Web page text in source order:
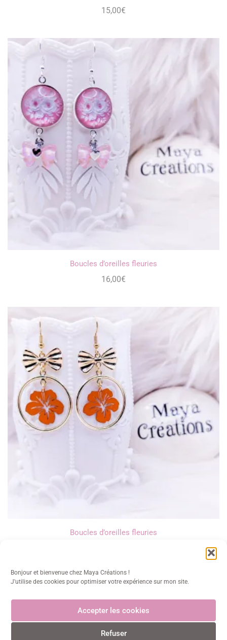
Bonjour et bienvenue chez Maya Créations !
J'utilise des cookies pour optimiser votre expérience sur mon site.
Accepter les cookies
Refuser
15,00€
Boucles d’oreilles fleuries
16,00€
Boucles d’oreilles fleuries
Maya Créations